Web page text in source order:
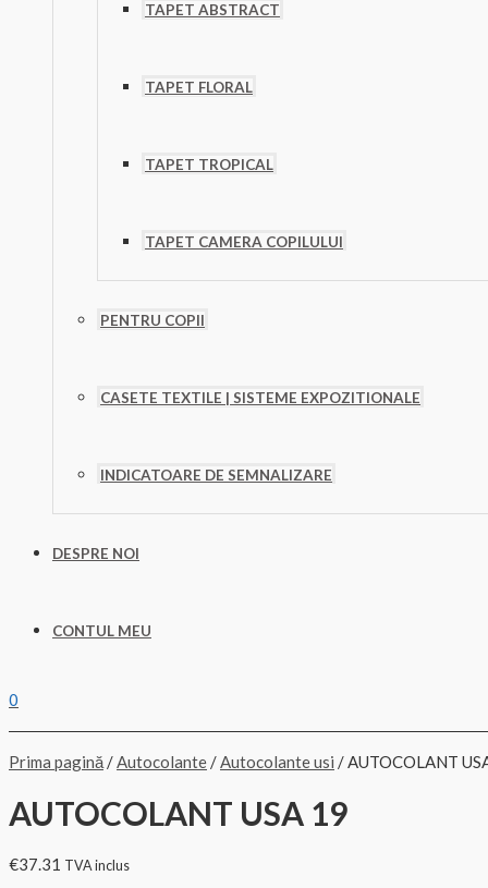
TAPET ABSTRACT
TAPET FLORAL
TAPET TROPICAL
TAPET CAMERA COPILULUI
PENTRU COPII
CASETE TEXTILE | SISTEME EXPOZITIONALE
INDICATOARE DE SEMNALIZARE
DESPRE NOI
CONTUL MEU
0
Prima pagină/Autocolante/Autocolante usi / AUTOCOLANT
AUTOCOLANT USA 19
€37.31 TVA inclus